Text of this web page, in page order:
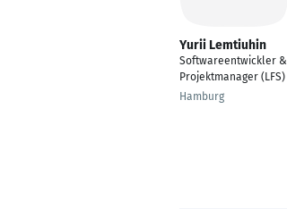
Yurii Lemtiuhin
Softwareentwickler &
Projektmanager (LFS)
Hamburg